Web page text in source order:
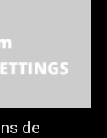
de